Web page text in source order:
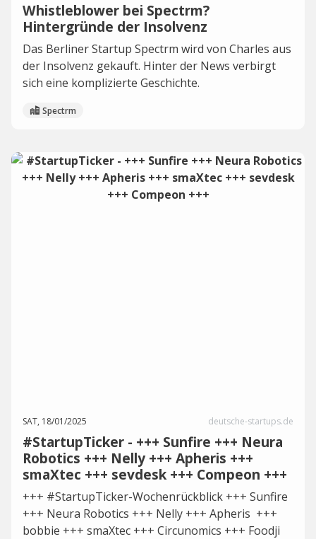
Whistleblower bei Spectrm?
Hintergründe der Insolvenz
Das Berliner Startup Spectrm wird von Charles aus
der Insolvenz gekauft. Hinter der News verbirgt
sich eine komplizierte Geschichte.
Spectrm
SAT, 18/01/2025 deutsche-startups.de
#StartupTicker - +++ Sunfire +++ Neura
Robotics +++ Nelly +++ Apheris +++
smaXtec +++ sevdesk +++ Compeon +++
+++ #StartupTicker-Wochenrückblick +++ Sunfire
+++ Neura Robotics +++ Nelly +++ Apheris +++
bobbie +++ smaXtec +++ Circunomics +++ Foodji